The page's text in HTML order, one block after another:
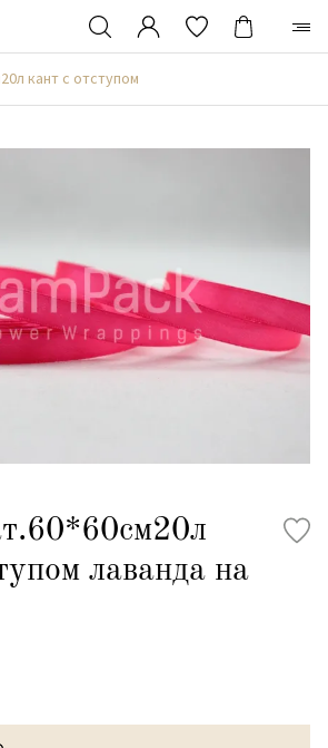
кант с отступом
лаванда на